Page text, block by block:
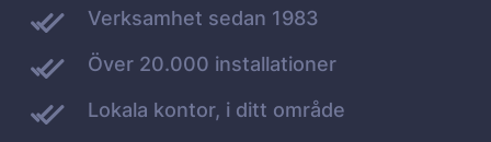
Verksamhet sedan 1983
Över 20.000 installationer
Lokala kontor, i ditt område